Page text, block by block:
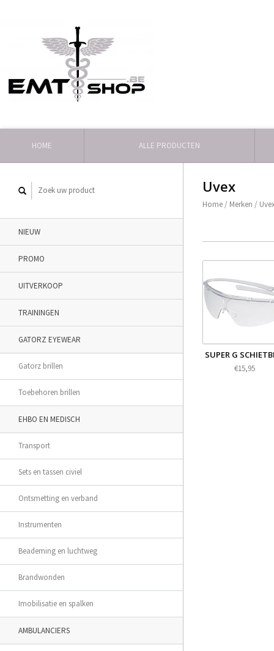
HOME ALLE PRODUCTEN
NIEUW
PROMO
UITVERKOOP
TRAININGEN
GATORZ EYEWEAR
Gatorz brillen
Toebehoren brillen
EHBO EN MEDISCH
Transport
Sets en tassen civiel
Ontsmetting en verband
Instrumenten
Beademing en luchtweg
Brandwonden
Imobilisatie en spalken
AMBULANCIERS
Uvex
Home / Merken /
SUPER G
€15,95